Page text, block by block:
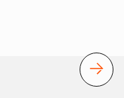
Вперёд